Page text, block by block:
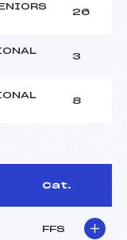
26
3
8
Cat.
FFS